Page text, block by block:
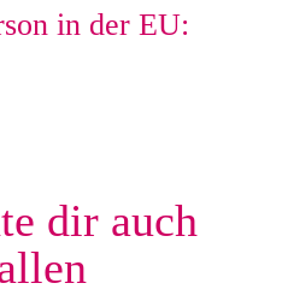
in der EU:
dir auch